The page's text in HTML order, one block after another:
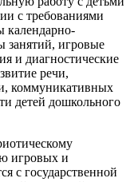
с требованиями
занятий, игровые
и диагностические
речи,
коммуникативных
детей дошкольного
игровых и
с государственной